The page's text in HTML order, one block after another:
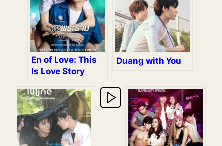
En of Love: This
Is Love Story
Duang with You